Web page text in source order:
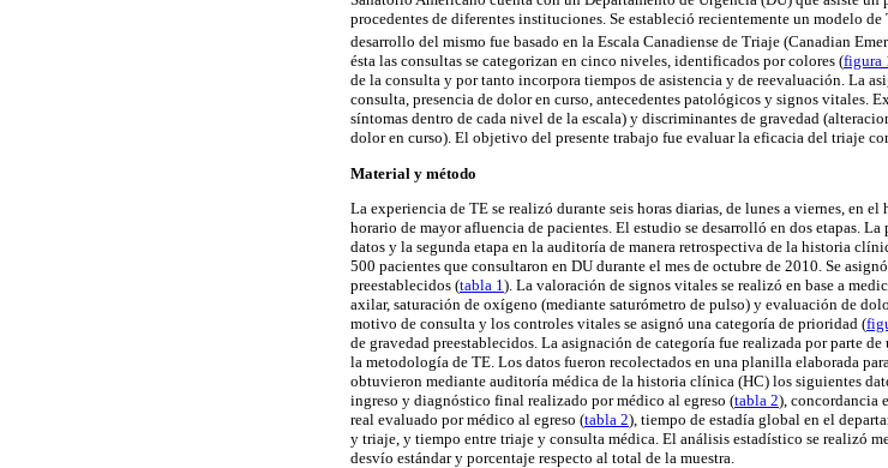
procedentes de diferentes instituciones. Se estableció recientemente un modelo
desarrollo del mismo fue basado en la Escala Canadiense de Triaje (Canadian
ésta las consultas se categorizan en cinco niveles, identificados por colores (figura
de la consulta y por tanto incorpora tiempos de asistencia y de reevaluación. La
consulta, presencia de dolor en curso, antecedentes patológicos y signos vitales.
síntomas dentro de cada nivel de la escala) y discriminantes de gravedad
dolor en curso). El objetivo del presente trabajo fue evaluar la eficacia del triaje
Material y método
La experiencia de TE se realizó durante seis horas diarias, de lunes a viernes, en
horario de mayor afluencia de pacientes. El estudio se desarrolló en dos etapas.
datos y la segunda etapa en la auditoría de manera retrospectiva de la historia
500 pacientes que consultaron en DU durante el mes de octubre de 2010. Se
preestablecidos (tabla 1 ). La valoración de signos vitales se realizó en base a
axilar, saturación de oxígeno (mediante saturómetro de pulso) y evaluación de
motivo de consulta y los controles vitales se asignó una categoría de prioridad (
de gravedad preestablecidos. La asignación de categoría fue realizada por parte
la metodología de TE. Los datos fueron recolectados en una planilla elaborada
obtuvieron mediante auditoría médica de la historia clínica (HC) los siguientes
ingreso y diagnóstico final realizado por médico al egreso (tabla 2), concordancia
real evaluado por médico al egreso (tabla 2), tiempo de estadía global en el
y triaje, y tiempo entre triaje y consulta médica. El análisis estadístico se realizó
desvío estándar y porcentaje respecto al total de la muestra.